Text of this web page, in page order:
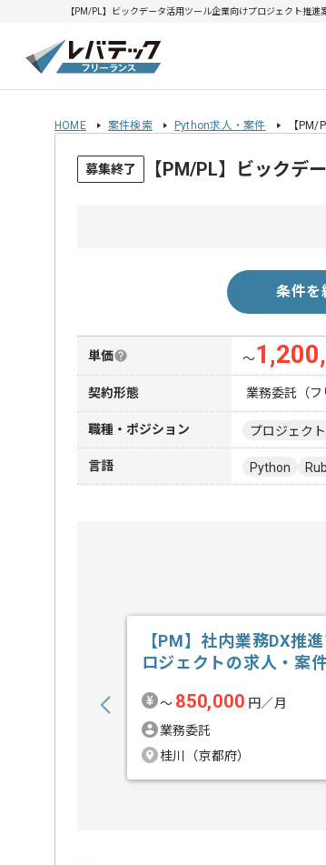
【PM/PL】ビックデータ活用ツール企業向けプロジェクト推
HOME 案件検索 Python求人・案件 【
募集終了 【PM/PL】ビックデ
条件を
単価 〜
契約形態 業務委託（フ
職種・ポジション プロジェク
言語 Python
【PM】社内業務DX推
ロジェクトの求人・案
〜 850,000 円／月
業務委託
桂川（京都府）